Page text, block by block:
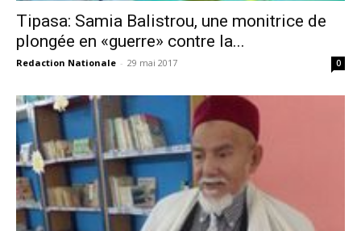
Tipasa: Samia Balistrou, une monitrice de
plongée en «guerre» contre la...
Redaction Nationale - 29 mai 2017 0